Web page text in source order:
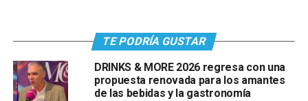
TE PODRÍA GUSTAR
DRINKS & MORE 2026 regresa con una
propuesta renovada para los amantes
de las bebidas y la gastronomía